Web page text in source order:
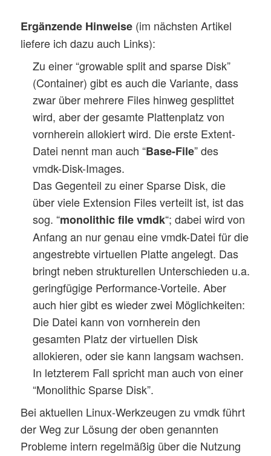
Ergänzende Hinweise (im nächsten Artikel
liefere ich dazu auch Links):
Zu einer “growable split and sparse Disk”
(Container) gibt es auch die Variante, dass
zwar über mehrere Files hinweg gesplittet
wird, aber der gesamte Plattenplatz von
vornherein allokiert wird. Die erste Extent-
Datei nennt man auch “Base-File” des
vmdk-Disk-Images.
Das Gegenteil zu einer Sparse Disk, die
über viele Extension Files verteilt ist, ist das
sog. “monolithic file vmdk“; dabei wird von
Anfang an nur genau eine vmdk-Datei für die
angestrebte virtuellen Platte angelegt. Das
bringt neben strukturellen Unterschieden u.a.
geringfügige Performance-Vorteile. Aber
auch hier gibt es wieder zwei Möglichkeiten:
Die Datei kann von vornherein den
gesamten Platz der virtuellen Disk
allokieren, oder sie kann langsam wachsen.
In letzterem Fall spricht man auch von einer
“Monolithic Sparse Disk”.
Bei aktuellen Linux-Werkzeugen zu vmdk führt
der Weg zur Lösung der oben genannten
Probleme intern regelmäßig über die Nutzung